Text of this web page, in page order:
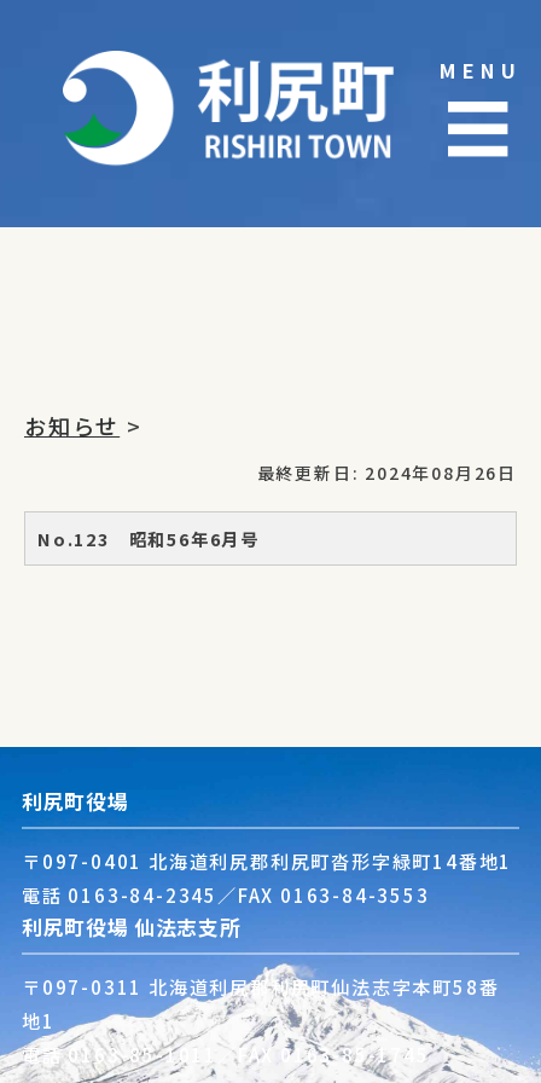
content
MENU
☰
お知らせ >
最終更新日: 2024年08月26日
No.123 昭和56年6月号
利尻町役場
〒097-0401 北海道利尻郡利尻町沓形字緑町14番地1
電話 0163-84-2345 ／FAX 0163-84-3553
利尻町役場 仙法志支所
〒097-0311 北海道利尻郡利尻町仙法志字本町58番
地1
電話0163-85-1011 ／FAX 0163-85-1745